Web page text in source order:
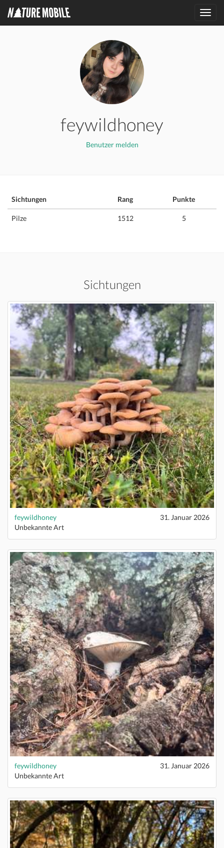
feywildhoney
Benutzer melden
Sichtungen Rang Punkte
Pilze 1512 5
Sichtungen
feywildhoney
31. Januar 2026
Unbekannte Art
feywildhoney
31. Januar 2026
Unbekannte Art